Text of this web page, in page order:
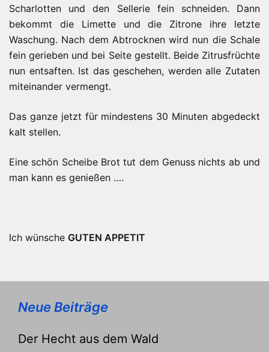
Scharlotten und den Sellerie fein schneiden. Dann
bekommt die Limette und die Zitrone ihre letzte
Waschung. Nach dem Abtrocknen wird nun die Schale
fein gerieben und bei Seite gestellt. Beide Zitrusfrüchte
nun entsaften. Ist das geschehen, werden alle Zutaten
miteinander vermengt.
Das ganze jetzt für mindestens 30 Minuten abgedeckt
kalt stellen.
Eine schön Scheibe Brot tut dem Genuss nichts ab und
man kann es genießen ….
Ich wünsche GUTEN APPETIT
Neue Beiträge
Der Hecht aus dem Wald